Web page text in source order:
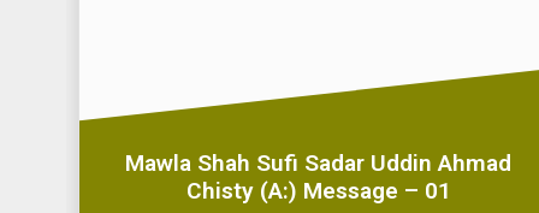
Mawla Shah Sufi Sadar Uddin Ahmad
Chisty (A:) Message – 01